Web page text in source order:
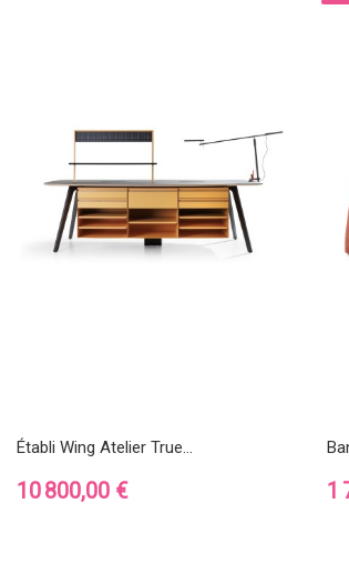
Établi Wing Atelier True...
Prix
10 800,00 € 1